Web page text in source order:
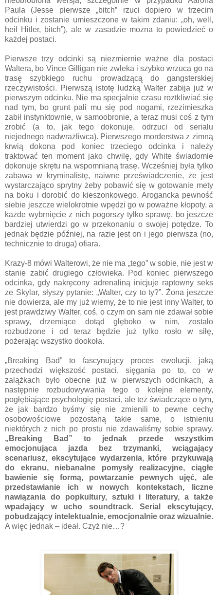
Paula (Jesse pierwsze „bitch” rzuci dopiero w trzecim
odcinku i zostanie umieszczone w takim zdaniu: „oh, well,
heil Hitler, bitch”), ale w zasadzie można to powiedzieć o
każdej postaci.
Pierwsze trzy odcinki są niezmiernie ważne dla postaci
Waltera, bo Vince Gilligan nie zwleka i szybko wrzuca go na
trasę szybkiego ruchu prowadzącą do gangsterskiej
rzeczywistości. Pierwszą istotę ludzką Walter zabija już w
pierwszym odcinku. Nie ma specjalnie czasu roztkliwiać się
nad tym, bo grunt pali mu się pod nogami, rzezimieszka
zabił instynktownie, w samoobronie, a teraz musi coś z tym
zrobić (a to, jak tego dokonuje, odrzuci od serialu
niejednego nadwrażliwca). Pierwszego morderstwa z zimną
krwią dokona pod koniec trzeciego odcinka i należy
traktować ten moment jako chwilę, gdy White świadomie
dokonuje skrętu na wspomnianą trasę. Wcześniej była tylko
zabawa w kryminalistę, naiwne przeświadczenie, że jest
wystarczająco sprytny żeby pobawić się w gotowanie mety
na boku i dorobić do kieszonkowego. Arogancka pewność
siebie jeszcze wielokrotnie wpędzi go w poważne kłopoty, a
każde wybrnięcie z nich pogorszy tylko sprawę, bo jeszcze
bardziej utwierdzi go w przekonaniu o swojej potędze. To
jednak będzie później, na razie jest on i jego pierwsza (no,
technicznie to druga) ofiara.
Krazy-8 mówi Walterowi, że nie ma „tego” w sobie, nie jest w
stanie zabić drugiego człowieka. Pod koniec pierwszego
odcinka, gdy nakręcony adrenaliną inicjuje raptowny seks
ze Skylar, słyszy pytanie: „Walter, czy to ty?”. Żona jeszcze
nie dowierza, ale my już wiemy, że to nie jest inny Walter, to
jest prawdziwy Walter, coś, o czym on sam nie zdawał sobie
sprawy, drzemiące dotąd głęboko w nim, zostało
rozbudzone i od teraz będzie już tylko rosło w siłę,
pożerając wszystko dookoła.
„Breaking Bad” to fascynujący proces ewolucji, jaką
przechodzi większość postaci, sięgania po to, co w
zalążkach było obecne już w pierwszych odcinkach, a
następnie rozbudowywania tego o kolejne elementy,
pogłębiające psychologię postaci, ale też świadczące o tym,
że jak bardzo byśmy się nie zmienili to pewne cechy
osobowościowe pozostaną takie same, o istnieniu
niektórych z nich po prostu nie zdawaliśmy sobie sprawy.
„Breaking Bad” to jednak przede wszystkim
emocjonująca jazda bez trzymanki, wciągający
scenariusz, ekscytujące wydarzenia, które przykuwają
do ekranu, niebanalne pomysły realizacyjne, ciągłe
bawienie się formą, powtarzanie pewnych ujęć, ale
przedstawianie ich w nowych kontekstach, liczne
nawiązania do popkultury, sztuki i literatury, a także
wpadający w ucho soundtrack. Serial ekscytujący,
pobudzający intelektualnie, emocjonalnie oraz wizualnie.
A więc jednak – ideał. Czyż nie…?